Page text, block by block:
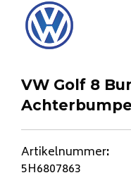
VW Golf 8
Artikelnummer:
5H6807863